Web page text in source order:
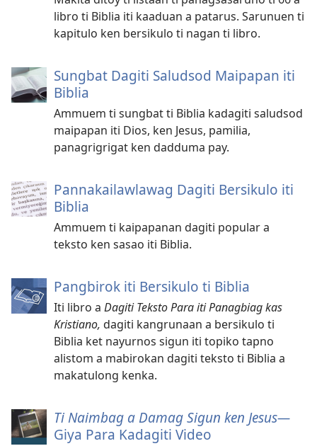
libro ti Biblia iti kaaduan a patarus. Sarunuen ti
kapitulo ken bersikulo ti nagan ti libro.
Sungbat Dagiti Saludsod Maipapan iti
Biblia
Ammuem ti sungbat ti Biblia kadagiti saludsod
maipapan iti Dios, ken Jesus, pamilia,
panagrigrigat ken dadduma pay.
Pannakailawlawag Dagiti Bersikulo iti
Biblia
Ammuem ti kaipapanan dagiti popular a
teksto ken sasao iti Biblia.
Pangbirok iti Bersikulo ti Biblia
Iti libro a Dagiti Teksto Para iti Panagbiag kas
Kristiano, dagiti kangrunaan a bersikulo ti
Biblia ket nayurnos sigun iti topiko tapno
alistom a mabirokan dagiti teksto ti Biblia a
makatulong kenka.
Ti Naimbag a Damag Sigun ken Jesus—
Giya Para Kadagiti Video